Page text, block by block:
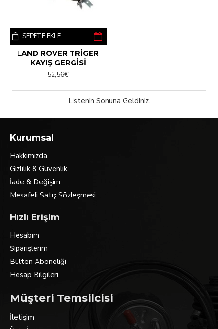
LAND ROVER TRİGER
KAYIŞ GERGİSİ
52,56€
SEPETE EKLE
Listenin Sonuna Geldiniz.
Kurumsal
Hakkımızda
Gizlilik & Güvenlik
İade & Değişim
Mesafeli Satış Sözleşmesi
Hızlı Erişim
Hesabım
Siparişlerim
Bülten Aboneliği
Hesap Bilgileri
Müşteri Temsilcisi
İletişim